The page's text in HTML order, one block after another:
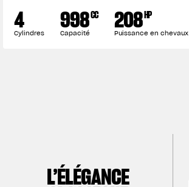
4
Cylindres 998CC
Capacité 208HP
Puissance en chevaux
L’ÉLÉGANCE